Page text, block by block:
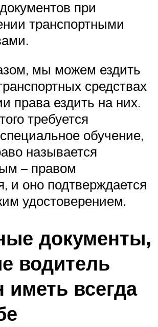
при
транспортными
мы можем ездить
средствах
права ездить на них.
требуется
обучение,
называется
– правом
и оно подтверждается
удостоверением.
документы,
водитель
иметь всегда